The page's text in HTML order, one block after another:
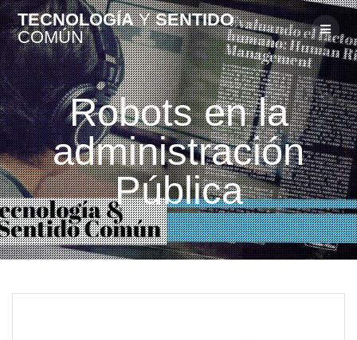
TECNOLOGÍAYSENTIDO
COMÚN
Robots en la
administración
Pública